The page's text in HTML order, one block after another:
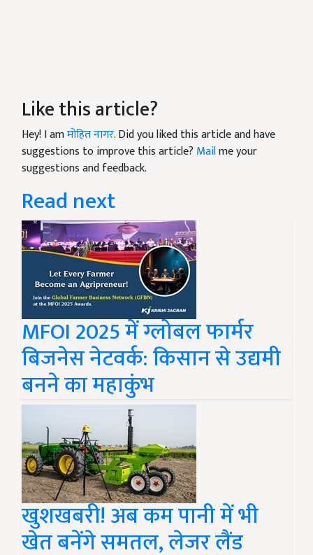
Like this article?
Hey! I amमोहित नागर. Did you liked this article and have
suggestions to improve this article? Mailme your
suggestions and feedback.
Read next
MFOI 2025 में ग्लोबल फार्मर
बिजनेस नेटवर्क: किसान से उद्यमी
बनने का महाकुंभ
खुशखबरी! अब कम पानी में भी
खेत बनेंगे समतल, लेजर लैंड